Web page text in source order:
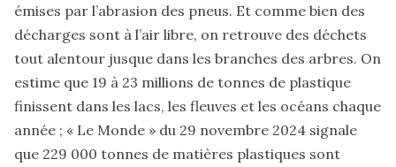
émises par l’abrasion des pneus. Et comme bien des
décharges sont à l’air libre, on retrouve des déchets
tout alentour jusque dans les branches des arbres. On
estime que 19 à 23 millions de tonnes de plastique
finissent dans les lacs, les fleuves et les océans chaque
année ; « Le Monde » du 29 novembre 2024 signale
que 229 000 tonnes de matières plastiques sont